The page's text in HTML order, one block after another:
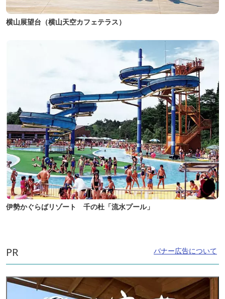
横山展望台（横山天空カフェテラス）
伊勢かぐらばリゾート 千の杜「流水プール」
PR バナー広告について